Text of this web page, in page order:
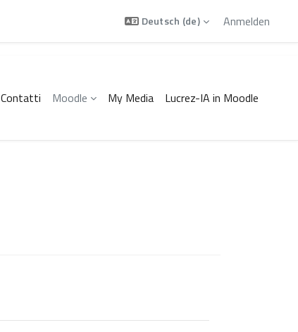
Deutsch ‎(de)‎ Anmelden
Contatti Moodle My Media Lucrez-IA in Moodle